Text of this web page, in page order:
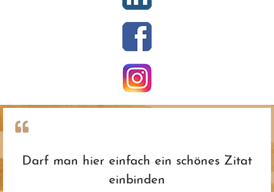
Zum Zitat-Check
Darf man hier einfach ein schönes Zitat
einbinden